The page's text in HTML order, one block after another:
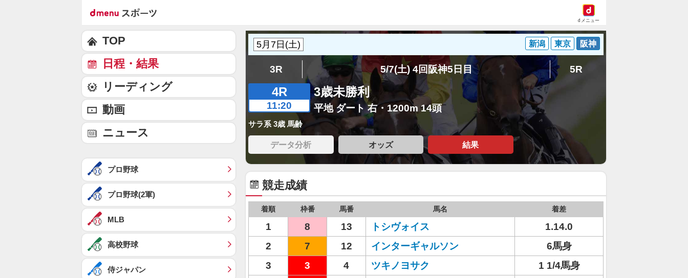
dメニュー
新潟 東京 阪神
3R 5/7(土) 4回阪神5日目 5R
4R
11:20
3歳未勝利
平地 ダート 右・1200m 14頭
サラ系 3歳 馬齢
データ分析 オッズ 結果
競走成績
着順 枠番 馬番 馬名 着差
1 8 13 トシヴォイス
1.14.0
2
7 12 インターギャルソン
6馬身
3
3 4 ツキノヨサク
1 1/4馬身
TOP
日程・結果
リーディング
動画
ニュース
プロ野球
プロ野球(2軍)
MLB
高校野球
侍ジャパン